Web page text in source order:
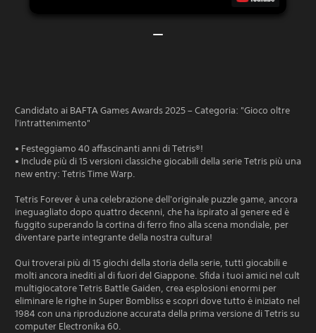
Candidato ai BAFTA Games Awards 2025 – Categoria: "Gioco oltre
l'intrattenimento"
• Festeggiamo 40 affascinanti anni di Tetris®!
• Include più di 15 versioni classiche giocabili della serie Tetris più una
new entry: Tetris Time Warp.
Tetris Forever è una celebrazione dell'originale puzzle game, ancora
ineguagliato dopo quattro decenni, che ha ispirato al genere ed è
fuggito superando la cortina di ferro fino alla scena mondiale, per
diventare parte integrante della nostra cultura!
Qui troverai più di 15 giochi della storia della serie, tutti giocabili e
molti ancora inediti al di fuori del Giappone. Sfida i tuoi amici nel cult
multigiocatore Tetris Battle Gaiden, crea esplosioni enormi per
eliminare le righe in Super Bombliss e scopri dove tutto è iniziato nel
1984 con una riproduzione accurata della prima versione di Tetris su
computer Electronika 60.